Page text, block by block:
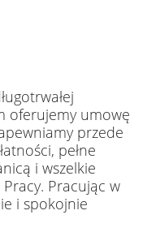
oferujemy umowę
przede
pełne
i wszelkie
Pracując w
i spokojnie